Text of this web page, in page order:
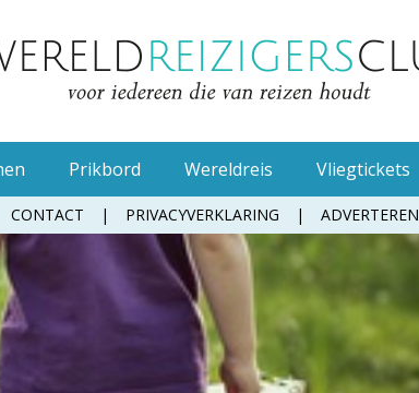
Muggenspray
Oordopjes
Tandenborstel
Prikbord Wereldreis Vliegtickets
CONTACT PRIVACYVERKLARING ADVERTEREN